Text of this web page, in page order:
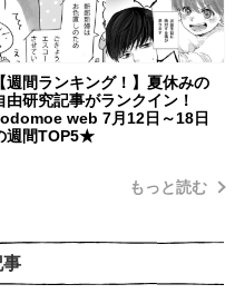
【週間ランキング！】夏休みの
由研究記事がランクイン！
web 7月12日～18日
週間TOP5★
もっと読む
事